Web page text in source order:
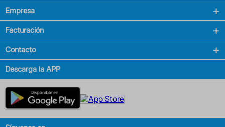
Empresa
Facturación
Contacto
Descarga la APP